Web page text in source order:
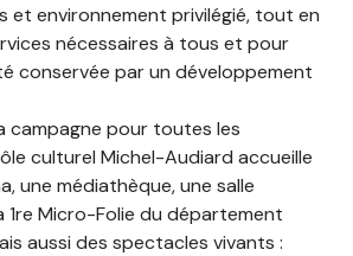
et environnement privilégié, tout en
nécessaires à tous et pour
conservée par un développement
campagne pour toutes les
culturel Michel-Audiard accueille
une médiathèque, une salle
1re Micro-Folie du département
aussi des spectacles vivants :